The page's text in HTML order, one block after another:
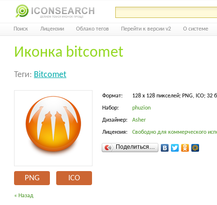
Поиск Лицензии Облако тегов Перейти к версии v2 О системе
Иконка bitcomet
Теги: Bitcomet
PNG ICO
Формат: 128 x 128 пикселей; PNG, ICO; 32
Набор: phuzion
Дизайнер: Asher
Лицензия: Свободно для коммерческого
Поделиться…
« Назад